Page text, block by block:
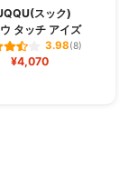
スック)
タッチ アイズ
3.98(8)
¥4,070